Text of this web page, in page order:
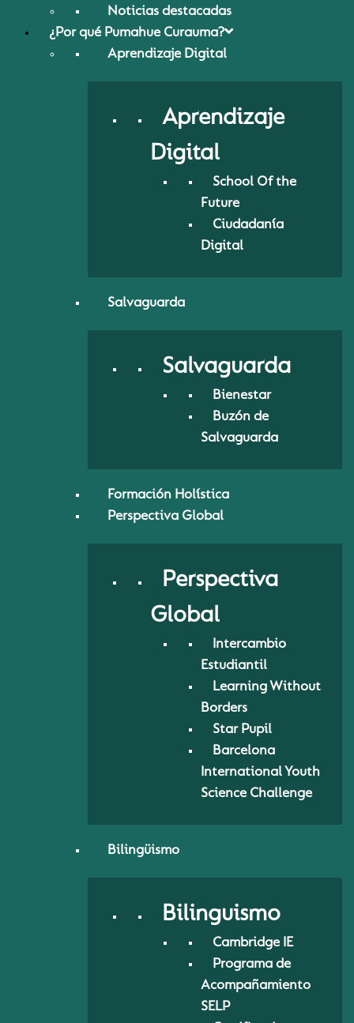
Noticias destacadas
¿Por qué Pumahue Curauma?
Aprendizaje Digital
Aprendizaje
Digital
School Of the
Future
Ciudadanía
Digital
Salvaguarda
Salvaguarda
Bienestar
Buzón de
Salvaguarda
Formación Holística
Perspectiva Global
Perspectiva
Global
Intercambio
Estudiantil
Learning Without
Borders
Star Pupil
Barcelona
International Youth
Science Challenge
Bilingüismo
Bilinguismo
Cambridge IE
Programa de
Acompañamiento
SELP